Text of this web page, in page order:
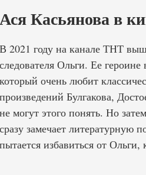
Ася Касьянова в
В 2021 году на канале ТНТ
следователя Ольги. Ее
который очень любит
произведений Булгакова,
не могут этого понять. Но
сразу замечает литературную
пытается избавиться от